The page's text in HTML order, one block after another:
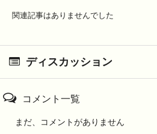
関連記事はありませんでした
ディスカッション
コメント一覧
まだ、コメントがありません